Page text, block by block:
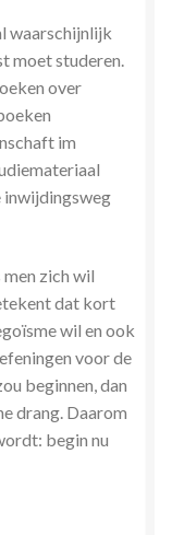
waarschijnlijk
moet studeren.
over
im
inwijdingsweg
men zich wil
dat kort
wil en ook
voor de
beginnen, dan
drang. Daarom
begin nu